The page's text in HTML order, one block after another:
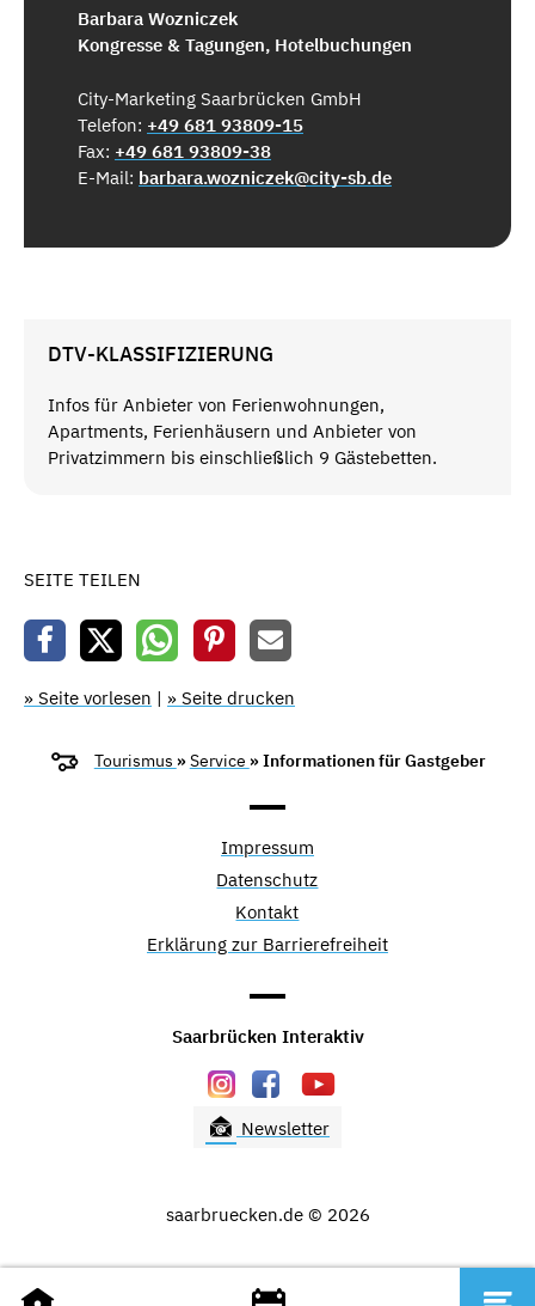
Barbara Wozniczek
Kongresse & Tagungen, Hotelbuchungen
City-Marketing Saarbrücken GmbH
Telefon: +49 681 93809-15
Fax: +49 681 93809-38
E-Mail: barbara.wozniczek@city-sb.de
DTV-KLASSIFIZIERUNG
Infos für Anbieter von Ferienwohnungen,
Apartments, Ferienhäusern und Anbieter von
Privatzimmern bis einschließlich 9 Gästebetten.
SEITE TEILEN
» Seite vorlesen | » Seite drucken
Tourismus »Service » Informationen für Gastgeber
Impressum
Datenschutz
Kontakt
Erklärung zur Barrierefreiheit
Saarbrücken Interaktiv
Newsletter
saarbruecken.de © 2026